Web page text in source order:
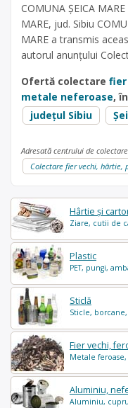
Hârtie și
Ziare, cutii de
Plastic
PET, pungi,
Sticlă
Sticle,
Fier vechi,
Metale
Aluminiu,
Aluminiu,
COMUNA ȘEICA MARE
MARE, jud. Sibiu
MARE a transmis
autorul anunțului
Ofertă colectare fier
metale neferoase, în
județul Sibiu
Adresată centrului de colectare
Colectare fier vechi, hârtie,